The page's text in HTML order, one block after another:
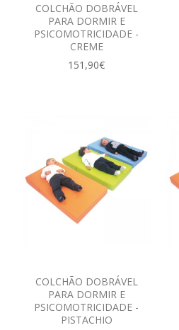
COLCHÃO DOBRÁVEL
PARA DORMIR E
PSICOMOTRICIDADE -
CREME
151,90€
COLCHÃO DOBRÁVEL
PARA DORMIR E
PSICOMOTRICIDADE -
PISTACHIO